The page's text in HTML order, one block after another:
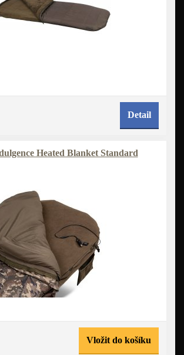
Detail
Heated Blanket Standard
Vložit do košíku